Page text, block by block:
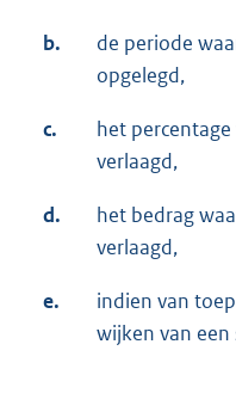
b.
de periode
opgelegd,
c.
het
verlaagd,
d.
het bedrag
verlaagd,
e.
indien van
wijken van